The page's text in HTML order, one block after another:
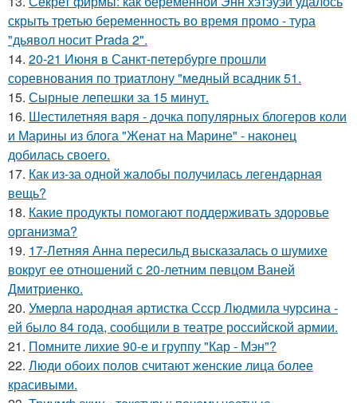
скрыть третью беременность во время промо - тура
"дьявол носит Prada 2".
14. 20-21 Июня в Санкт-петербурге прошли
соревнования по триатлону "медный всадник 51.
15. Сырные лепешки за 15 минут.
16. Шестилетняя варя - дочка популярных блогеров коли
и Марины из блога "Женат на Марине" - наконец
добилась своего.
17. Как из-за одной жалобы получилась легендарная
вещь?
18. Какие продукты помогают поддерживать здоровье
организма?
19. 17-Летняя Анна пересильд высказалась о шумихе
вокруг ее отношений с 20-летним певцом Ваней
Дмитриенко.
20. Умерла народная артистка Ссср Людмила чурсина -
ей было 84 года, сообщили в театре российской армии.
21. Помните лихие 90-е и группу "Кар - Мэн"?
22. Люди обоих полов считают женские лица более
красивыми.